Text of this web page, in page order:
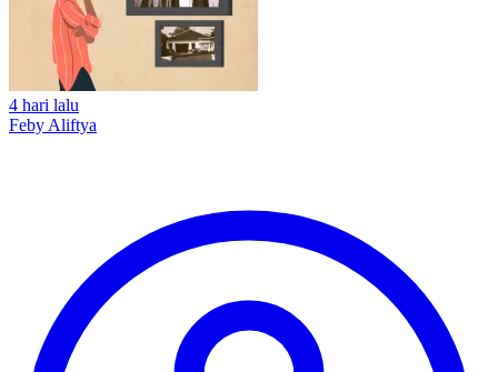
4 hari lalu
Feby Aliftya